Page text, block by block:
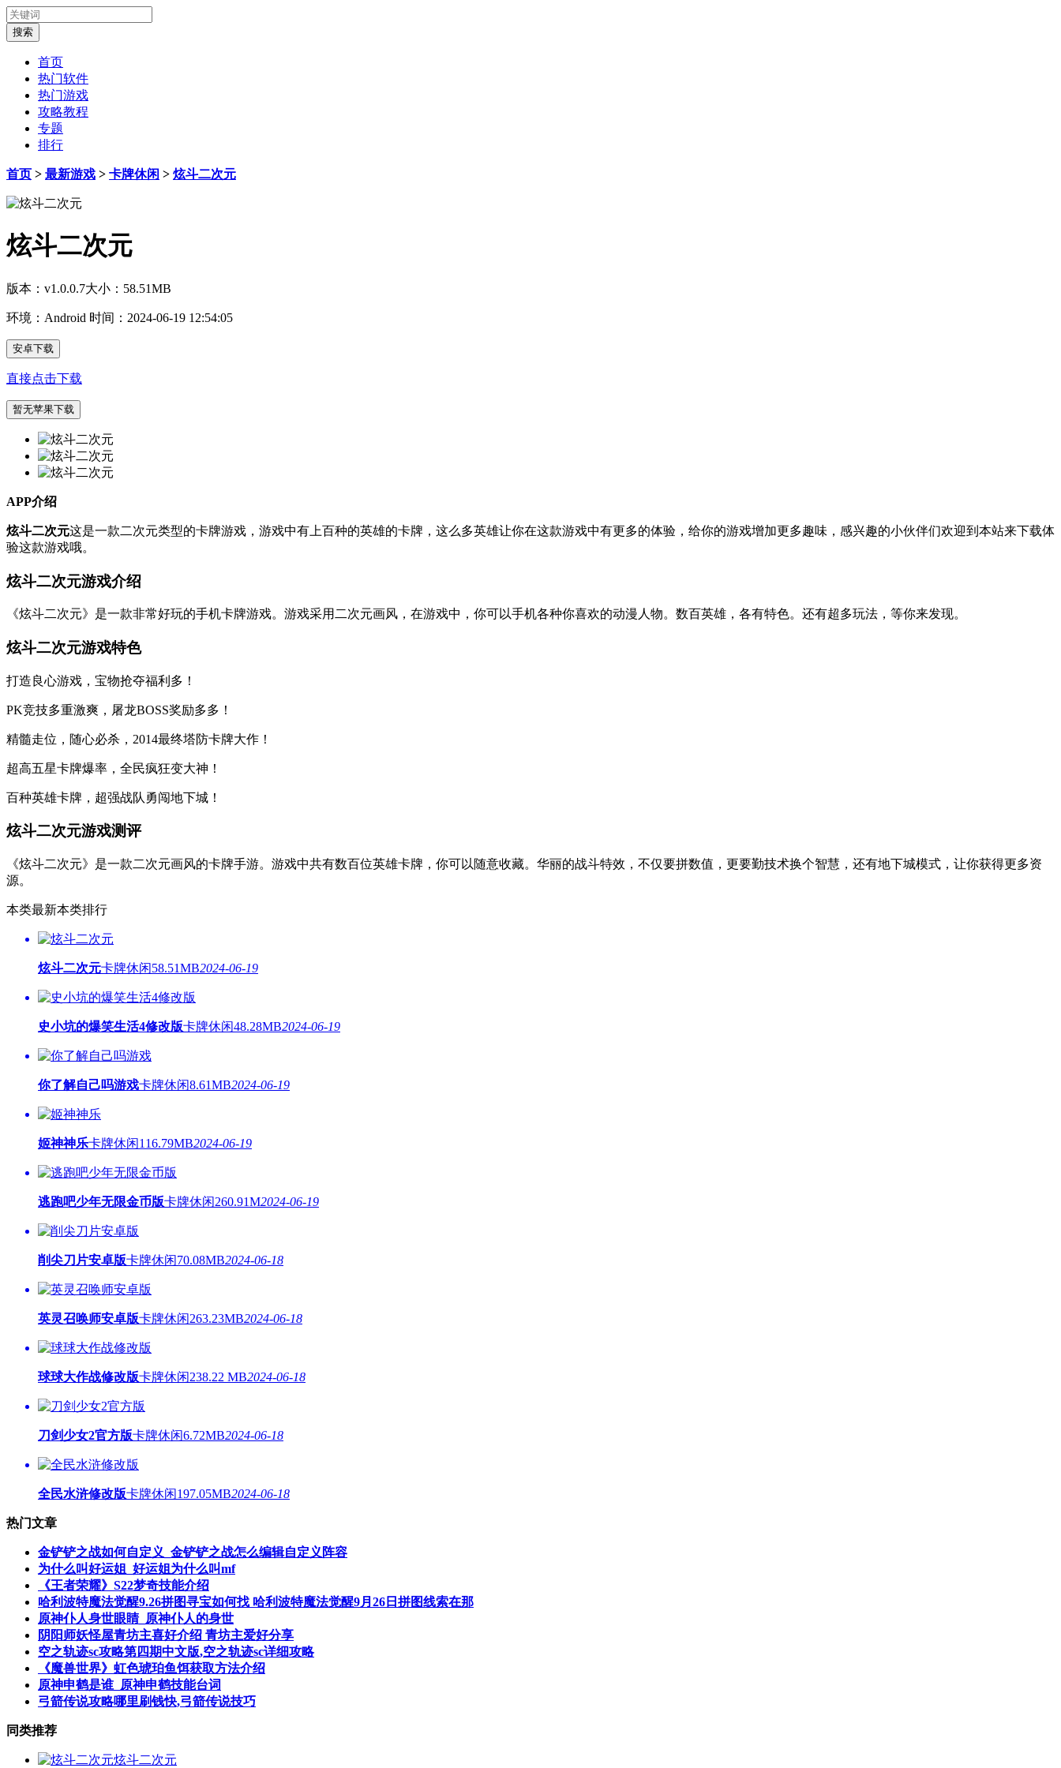
首页
热门软件
热门游戏
攻略教程
专题
排行
首页 > 最新游戏 > 卡牌休闲 > 炫斗二次元
炫斗二次元
版本：v1.0.0.7大小：58.51MB
环境：Android 时间：2024-06-19 12:54:05
安卓下载
直接点击下载
暂无苹果下载
APP介绍
炫斗二次元这是一款二次元类型的卡牌游戏，游戏中有上百种的英雄的卡牌，这么多英雄让你在这款游戏中有更多的体验，给你的游戏增加更多趣味，感兴趣的小伙伴们欢迎到本站来下载体
验这款游戏哦。
炫斗二次元游戏介绍
《炫斗二次元》是一款非常好玩的手机卡牌游戏。游戏采用二次元画风，在游戏中，你可以手机各种你喜欢的动漫人物。数百英雄，各有特色。还有超多玩法，等你来发现。
炫斗二次元游戏特色
打造良心游戏，宝物抢夺福利多！
PK竞技多重激爽，屠龙BOSS奖励多多！
精髓走位，随心必杀，2014最终塔防卡牌大作！
超高五星卡牌爆率，全民疯狂变大神！
百种英雄卡牌，超强战队勇闯地下城！
炫斗二次元游戏测评
《炫斗二次元》是一款二次元画风的卡牌手游。游戏中共有数百位英雄卡牌，你可以随意收藏。华丽的战斗特效，不仅要拼数值，更要勤技术换个智慧，还有地下城模式，让你获得更多资
源。
本类最新本类排行
炫斗二次元卡牌休闲58.51MB2024-06-19
史小坑的爆笑生活4修改版卡牌休闲48.28MB2024-06-19
你了解自己吗游戏卡牌休闲8.61MB2024-06-19
姬神神乐卡牌休闲116.79MB2024-06-19
逃跑吧少年无限金币版卡牌休闲260.91M2024-06-19
削尖刀片安卓版卡牌休闲70.08MB2024-06-18
英灵召唤师安卓版卡牌休闲263.23MB2024-06-18
球球大作战修改版卡牌休闲238.22 MB2024-06-18
刀剑少女2官方版卡牌休闲6.72MB2024-06-18
全民水浒修改版卡牌休闲197.05MB2024-06-18
热门文章
金铲铲之战如何自定义_金铲铲之战怎么编辑自定义阵容
为什么叫好运姐_好运姐为什么叫mf
《王者荣耀》S22梦奇技能介绍
哈利波特魔法觉醒9.26拼图寻宝如何找 哈利波特魔法觉醒9月26日拼图线索在那
原神仆人身世眼睛_原神仆人的身世
阴阳师妖怪屋青坊主喜好介绍 青坊主爱好分享
空之轨迹sc攻略第四期中文版,空之轨迹sc详细攻略
《魔兽世界》虹色琥珀鱼饵获取方法介绍
原神申鹤是谁_原神申鹤技能台词
弓箭传说攻略哪里刷钱快,弓箭传说技巧
同类推荐
炫斗二次元